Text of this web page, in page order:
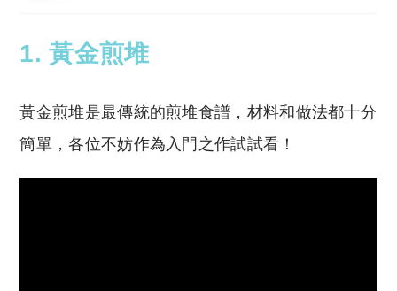
1. 黃金煎堆
黃金煎堆是最傳統的煎堆食譜，材料和做法都十分
簡單，各位不妨作為入門之作試試看！